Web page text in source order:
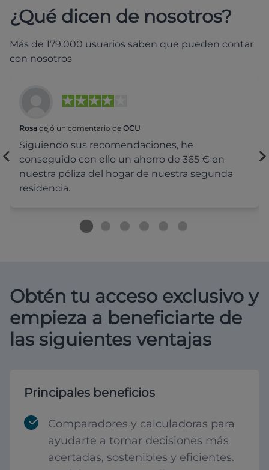
¿Qué dicen de nosotros?
Más de 179.000 usuarios saben que pueden contar
con nosotros
Rosa dejó un comentario de OCU
Siguiendo sus recomendaciones, he
conseguido con ello un ahorro de 365 € en
nuestra póliza del hogar de nuestra segunda
residencia.
Obtén tu acceso exclusivo y
empieza a beneficiarte de
las siguientes ventajas
Principales beneficios
Comparadores y calculadoras para
ayudarte a tomar decisiones más
acertadas, sostenibles y eficientes.